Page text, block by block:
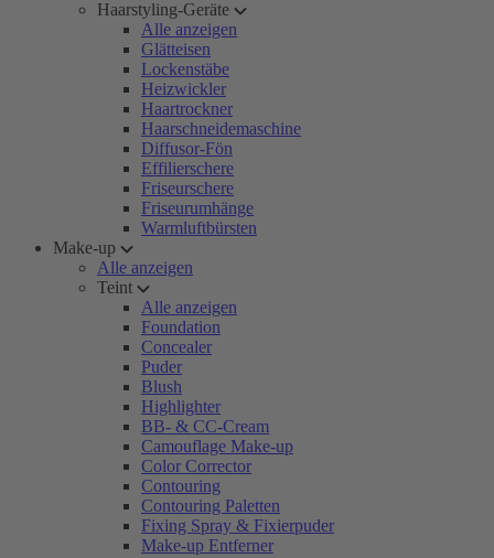
Haarstyling-Geräte
Alle anzeigen
Glätteisen
Lockenstäbe
Heizwickler
Haartrockner
Haarschneidemaschine
Diffusor-Fön
Effilierschere
Friseurschere
Friseurumhänge
Warmluftbürsten
Make-up
Alle anzeigen
Teint
Alle anzeigen
Foundation
Concealer
Puder
Blush
Highlighter
BB- & CC-Cream
Camouflage Make-up
Color Corrector
Contouring
Contouring Paletten
Fixing Spray & Fixierpuder
Make-up Entferner